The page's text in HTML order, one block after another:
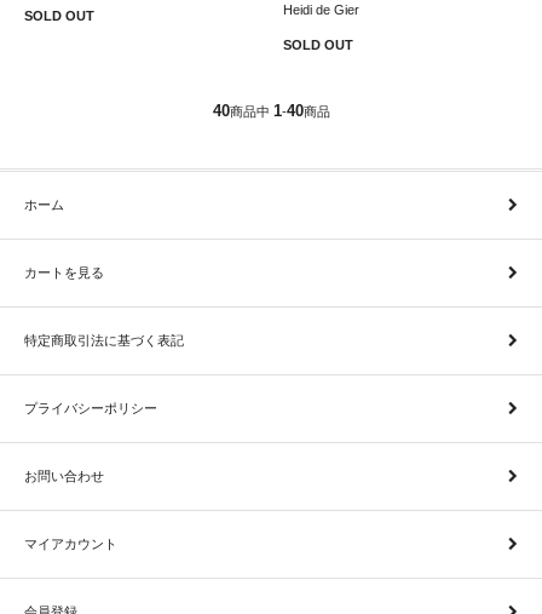
SOLD OUT
Heidi de Gier
SOLD OUT
40商品中 1-40商品
ホーム
カートを見る
特定商取引法に基づく表記
プライバシーポリシー
お問い合わせ
マイアカウント
会員登録